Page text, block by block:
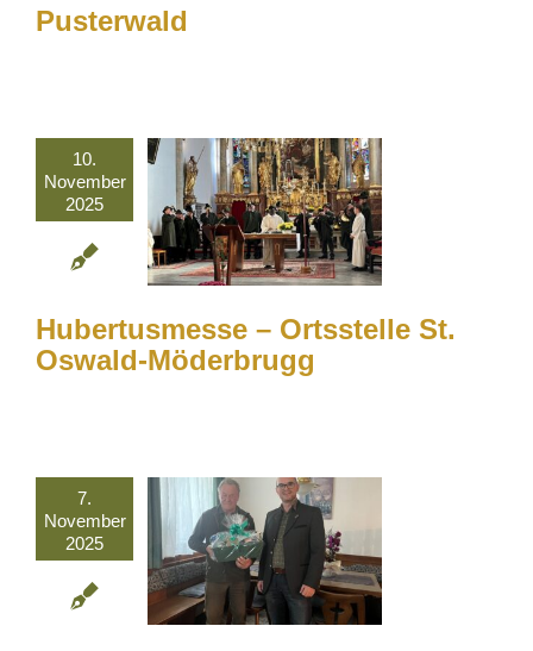
Pusterwald
10.
November
2025
Hubertusmesse – Ortsstelle St.
Oswald-Möderbrugg
7.
November
2025